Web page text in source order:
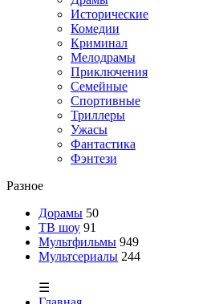
Исторические
Комедии
Криминал
Мелодрамы
Приключения
Семейные
Спортивные
Триллеры
Ужасы
Фантастика
Фэнтези
Разное
Дорамы 50
ТВ шоу 91
Мультфильмы 949
Мультсериалы 244
☰